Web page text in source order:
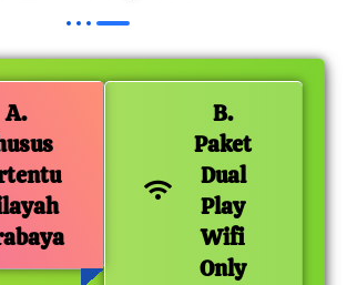
A.
B.
Paket
Dual
Play
Wifi
Only